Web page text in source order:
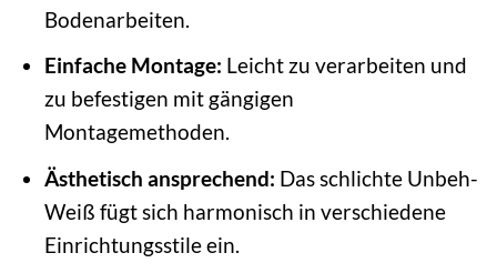
Bodenarbeiten.
Einfache Montage: Leicht zu verarbeiten und
zu befestigen mit gängigen
Montagemethoden.
Ästhetisch ansprechend: Das schlichte Unbeh-
Weiß fügt sich harmonisch in verschiedene
Einrichtungsstile ein.